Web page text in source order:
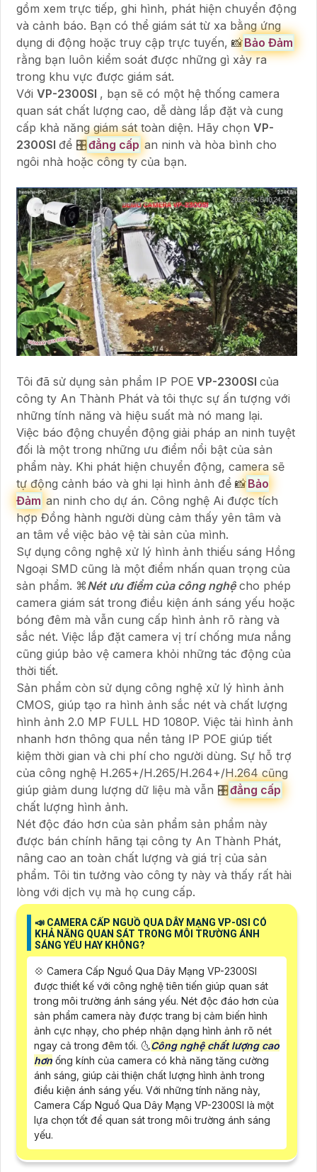
gồm xem trực tiếp, ghi hình, phát hiện chuyển động
và cảnh báo. Bạn có thể giám sát từ xa bằng ứng
dụng di động hoặc truy cập trực tuyến, 📸Bảo Đảm
rằng bạn luôn kiểm soát được những gì xảy ra
trong khu vực được giám sát.
Với VP-2300SI , bạn sẽ có một hệ thống camera
quan sát chất lượng cao, dễ dàng lắp đặt và cung
cấp khả năng giám sát toàn diện. Hãy chọn VP-
2300SI để 🎛đẳng cấp an ninh và hòa bình cho
ngôi nhà hoặc công ty của bạn.
Tôi đã sử dụng sản phẩm IP POE VP-2300SI của
công ty An Thành Phát và tôi thực sự ấn tượng với
những tính năng và hiệu suất mà nó mang lại.
Việc báo động chuyển động giải pháp an ninh tuyệt
đối là một trong những ưu điểm nổi bật của sản
phẩm này. Khi phát hiện chuyển động, camera sẽ
tự động cảnh báo và ghi lại hình ảnh để 📸Bảo
Đảm an ninh cho dự án. Công nghệ Ai được tích
hợp Đồng hành người dùng cảm thấy yên tâm và
an tâm về việc bảo vệ tài sản của mình.
Sự dụng công nghệ xử lý hình ảnh thiếu sáng Hồng
Ngoại SMD cũng là một điểm nhấn quan trọng của
sản phẩm. ⌘Nét ưu điểm của công nghệcho phép
camera giám sát trong điều kiện ánh sáng yếu hoặc
bóng đêm mà vẫn cung cấp hình ảnh rõ ràng và
sắc nét. Việc lắp đặt camera vị trí chống mưa nắng
cũng giúp bảo vệ camera khỏi những tác động của
thời tiết.
Sản phẩm còn sử dụng công nghệ xử lý hình ảnh
CMOS, giúp tạo ra hình ảnh sắc nét và chất lượng
hình ảnh 2.0 MP FULL HD 1080P. Việc tải hình ảnh
nhanh hơn thông qua nền tảng IP POE giúp tiết
kiệm thời gian và chi phí cho người dùng. Sự hỗ trợ
của công nghệ H.265+/H.265/H.264+/H.264 cũng
giúp giảm dung lượng dữ liệu mà vẫn 🎛đẳng cấp
chất lượng hình ảnh.
Nét độc đáo hơn của sản phẩm sản phẩm này
được bán chính hãng tại công ty An Thành Phát,
nâng cao an toàn chất lượng và giá trị của sản
phẩm. Tôi tin tưởng vào công ty này và thấy rất hài
lòng với dịch vụ mà họ cung cấp.
📣 CAMERA CẤP NGUỒ QUA DÂY MẠNG VP-0SI CÓ
KHẢ NĂNG QUAN SÁT TRONG MÔI TRƯỜNG ÁNH
SÁNG YẾU HAY KHÔNG?
💠 Camera Cấp Nguồ Qua Dây Mạng VP-2300SI
được thiết kế với công nghệ tiên tiến giúp quan sát
trong môi trường ánh sáng yếu. Nét độc đáo hơn của
sản phẩm camera này được trang bị cảm biến hình
ảnh cực nhạy, cho phép nhận dạng hình ảnh rõ nét
ngay cả trong đêm tối. 🌜Công nghệ chất lượng cao
hơn ống kính của camera có khả năng tăng cường
ánh sáng, giúp cải thiện chất lượng hình ảnh trong
điều kiện ánh sáng yếu. Với những tính năng này,
Camera Cấp Nguồ Qua Dây Mạng VP-2300SI là một
lựa chọn tốt để quan sát trong môi trường ánh sáng
yếu.